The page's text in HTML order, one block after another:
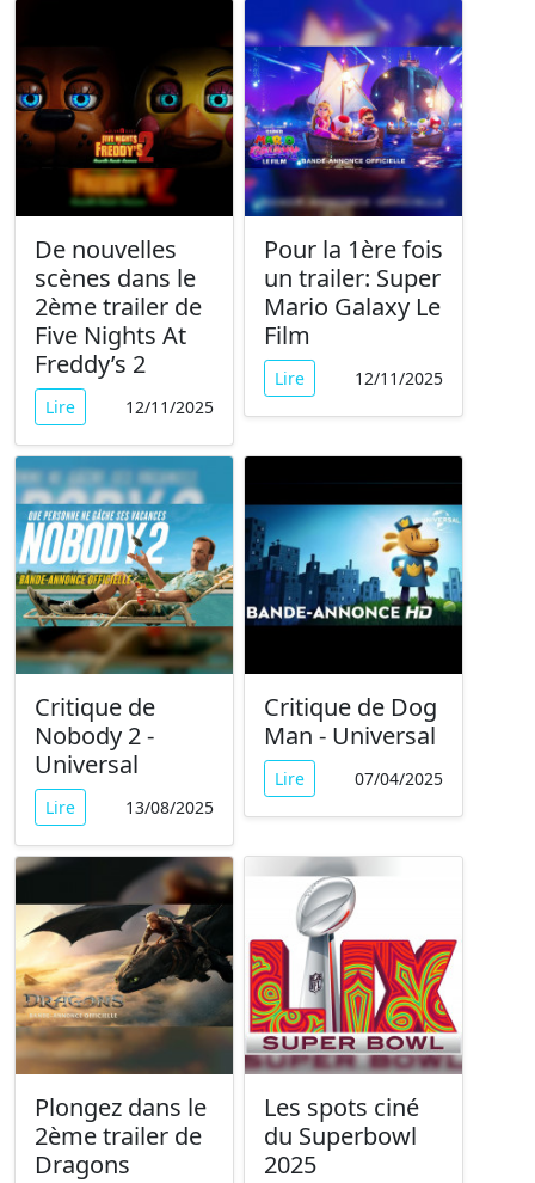
De nouvelles
scènes dans le
2ème trailer de
Five Nights At
Freddy’s 2
Lire 12/11/2025
Pour la 1ère fois
un trailer: Super
Mario Galaxy Le
Film
Lire 12/11/2025
Critique de
Nobody 2 -
Universal
Lire 13/08/2025
Critique de Dog
Man - Universal
Lire 07/04/2025
Plongez dans le
2ème trailer de
Dragons
Les spots ciné
du Superbowl
2025